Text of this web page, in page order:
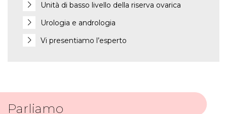
Unità di basso livello della riserva ovarica
Urologia e andrologia
Vi presentiamo l’esperto
Parliamo